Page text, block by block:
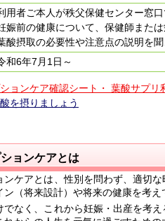
用者ご本人が秩父保健センター窓口
娠前の健康について、保健師または
酸摂取の必要性や注意点の説明を聞
和6年7月1日～
ョンケア確認シート・ 葉酸サプリ
を摂りましょう
ョンケアとは
ンケアとは、性別を問わず、適切
（将来設計）や将来の健康を考え
でなく、これから妊娠・出産を考